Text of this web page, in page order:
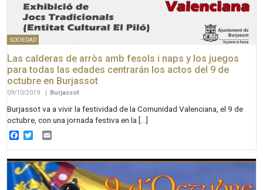
SOCIEDAD
Las calderas de arròs amb fesols i naps y los juegos
para todas las edades centrarán los actos del 9 de
octubre en Burjassot
09/10/2019 | Burjassot
Burjassot va a vivir la festividad de la Comunidad Valenciana, el 9 de
octubre, con una jornada festiva en la […]
Facebook
Twitter